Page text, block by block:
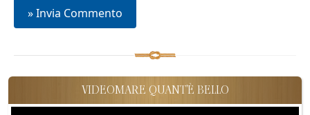
VIDEOMARE QUANT'È BELLO